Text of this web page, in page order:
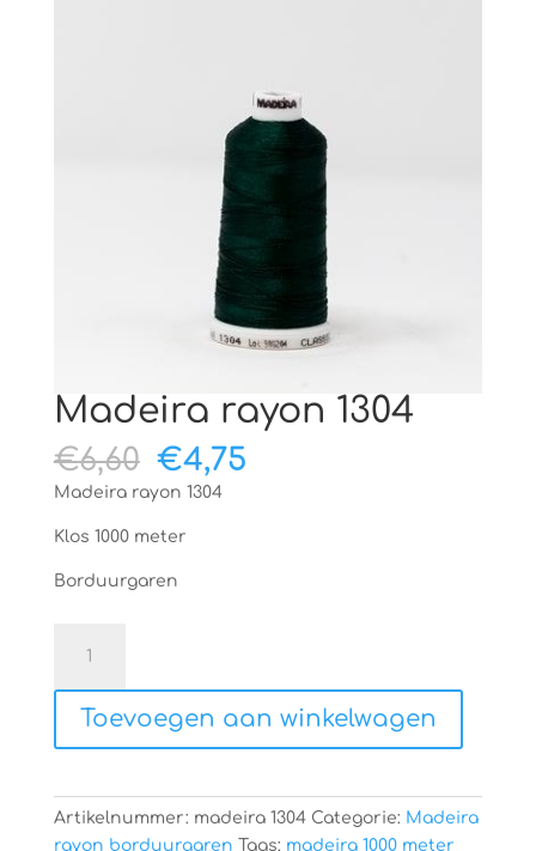
Madeira rayon 1304
€6,60 Oorspronkelijke
prijs
€6,60.
€4,75Huidige
Madeira rayon 1304
Klos 1000 meter
Borduurgaren
rayon
1304
aantal
Toevoegen aan winkelwagen
Artikelnummer: madeira 1304 Categorie: Madeira
rayon borduurgaren Tags: madeira 1000 meter